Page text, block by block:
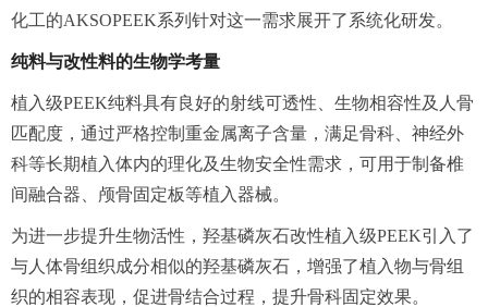
化工的AKSOPEEK系列针对这一需求展开了系统化研发。
纯料与改性料的生物学考量
植入级PEEK纯料具有良好的射线可透性、生物相容性及人骨
匹配度，通过严格控制重金属离子含量，满足骨科、神经外
科等长期植入体内的理化及生物安全性需求，可用于制备椎
间融合器、颅骨固定板等植入器械。
为进一步提升生物活性， 羟基磷灰石改性植入级PEEK引入了
与人体骨组织成分相似的羟基磷灰石，增强了植入物与骨组
织的相容表现，促进骨结合过程，提升骨科固定效果。